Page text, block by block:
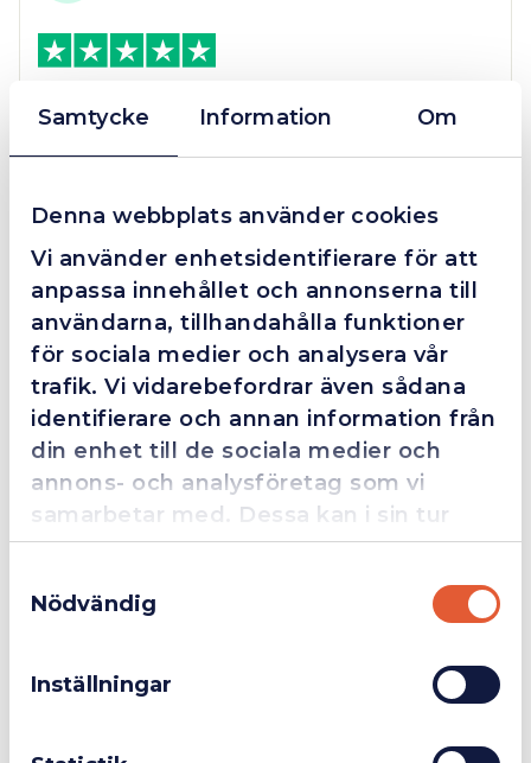
Samtycke Information Om
Denna webbplats använder cookies
Vi använder enhetsidentifierare för att
anpassa innehållet och annonserna till
användarna, tillhandahålla funktioner
för sociala medier och analysera vår
trafik. Vi vidarebefordrar även sådana
identifierare och annan information från
din enhet till de sociala medier och
annons- och analysföretag som vi
samarbetar med. Dessa kan i sin tur
kombinera informationen med annan
information som du har tillhandahållit
eller som de har samlat in när du har
Nödvändig
Inställningar
Exkl. moms
Privatperson Inkl. moms
4.4 10 Reviews
Grym service!
förväntan. Hade kontakt med Alexander, som förtjänar
en extra guldstjärna.
Beskrivning
BESSEY Tryckplatta med skydd GK (5 förp)
Relaterade produkter